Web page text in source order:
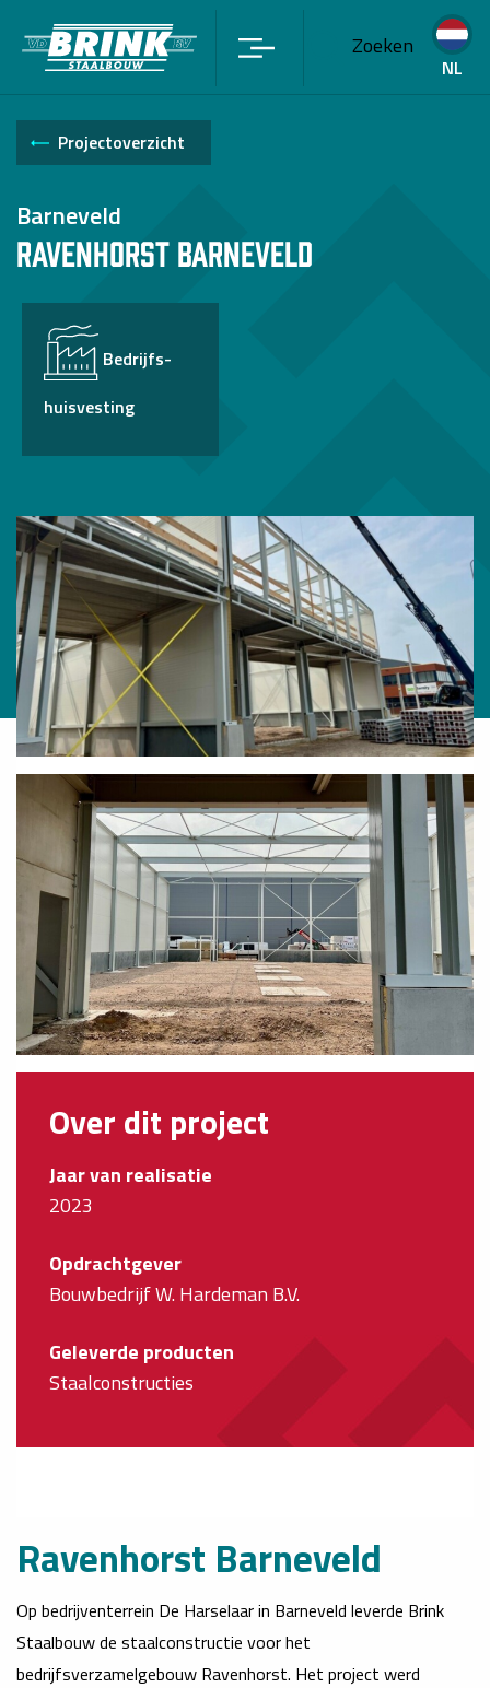
Zoeken
NL
Projectoverzicht
Barneveld
Ravenhorst Barneveld
Bedrijfs-
huisvesting
Over dit project
Jaar van realisatie
2023
Opdrachtgever
Bouwbedrijf W. Hardeman B.V.
Geleverde producten
Staalconstructies
Ravenhorst Barneveld
Op bedrijventerrein De Harselaar in Barneveld leverde Brink
Staalbouw de staalconstructie voor het
bedrijfsverzamelgebouw Ravenhorst. Het project werd